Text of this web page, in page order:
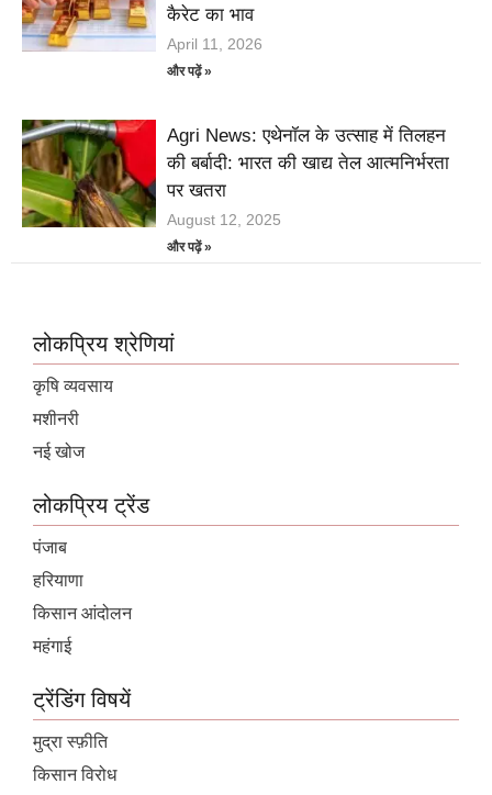
कैरेट का भाव
April 11, 2026
और पढ़ें »
Agri News: एथेनॉल के उत्साह में तिलहन
की बर्बादी: भारत की खाद्य तेल आत्मनिर्भरता
पर खतरा
August 12, 2025
और पढ़ें »
लोकप्रिय श्रेणियां
कृषि व्यवसाय
मशीनरी
नई खोज
लोकप्रिय ट्रेंड
पंजाब
हरियाणा
किसान आंदोलन
महंगाई
ट्रेंडिंग विषयें
मुद्रा स्फ़ीति
किसान विरोध